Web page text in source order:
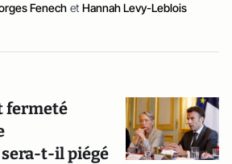
Fenech et Hannah Levy-Leblois
fermeté
t-il piégé